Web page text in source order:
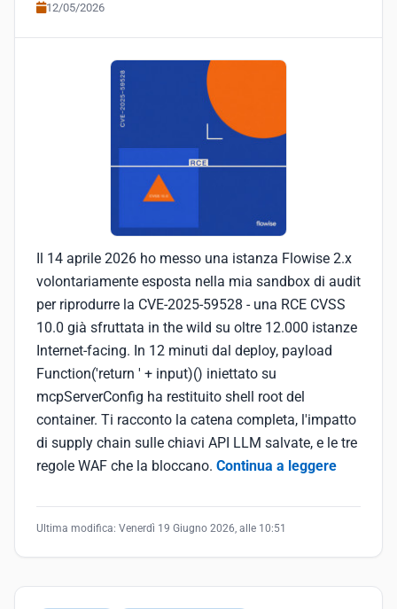
12/05/2026
Il 14 aprile 2026 ho messo una istanza Flowise 2.x
volontariamente esposta nella mia sandbox di audit
per riprodurre la CVE-2025-59528 - una RCE CVSS
10.0 già sfruttata in the wild su oltre 12.000 istanze
Internet-facing. In 12 minuti dal deploy, payload
Function('return ' + input)() iniettato su
mcpServerConfig ha restituito shell root del
container. Ti racconto la catena completa, l'impatto
di supply chain sulle chiavi API LLM salvate, e le tre
regole WAF che la bloccano. Continua a leggere
Ultima modifica: Venerdì 19 Giugno 2026, alle 10:51